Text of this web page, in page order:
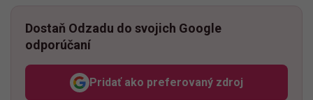
Dostaň Odzadu do svojich Google
odporúčaní
Pridať ako preferovaný zdroj
Odzadu, odkaz sa otvorí v